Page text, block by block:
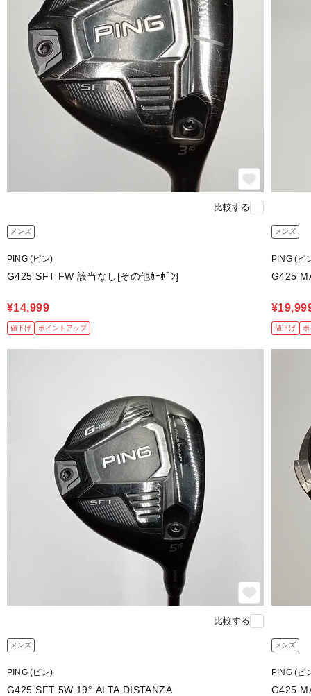
比較する
メンズ
PING (ピン)
G425 SFT FW 該当なし[その他ｶｰﾎﾞﾝ]
¥14,999
値下げ ポイントアップ
メンズ
PING (ピ
値下げ
比較する
メンズ
PING (ピン)
G425 SFT 5W 19° ALTA DISTANZA
メンズ
PING (ピ